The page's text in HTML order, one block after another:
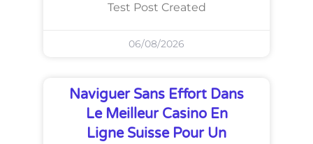
Test Post Created
06/08/2026
Naviguer Sans Effort Dans
Le Meilleur Casino En
Ligne Suisse Pour Un